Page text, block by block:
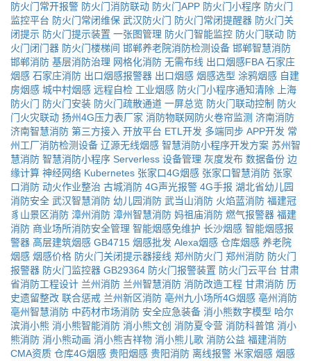
防火门常开报警 防火门消防联动 防火门APP 防火门小程序 防火门
监控平台 防火门常闭维保 武汉防火门 防火门常闭提醒器 防火门关
闭提示 防火门提示装置 一张图管理 防火门智能监控 防火门联动 防
火门闭门器 防火门楼梯间 邯郸养老院消防检测设备 邯郸智慧消防
邯郸消防 基层消防治理 网格化消防 无需布线 出口烟感FBA 石家庄
烟感 石家庄消防 出口烟感报警器 出口烟感 烟感选型 涂鸦烟感 自建
房烟感 城中村烟感 远程自检 工业烟感 防火门小程序通知清除
上海
防火门 防火门安装 防火门疏散通道 一屏总览 防火门联动控制 防火
门火灾联动 扬州4G压力表厂家 消防物联网防火卷帘监测 济南消防
济南智慧消防 第三方接入 开放平台 ETL开发 多端同步 APP开发 常
州工厂消防检测设备 辽源无线烟感 智慧消防小程序开发方案 苏州智
慧消防 智慧消防小程序 Serverless 设备管理 灰度发布 数据备份 边
缘计算 神经网络 Kubernetes 张家口4G烟感 张家口智慧消防 张家
口消防 动火作业整治 古城消防 4G声光报警 4G手报 湖北省幼儿园
消防安全 武汉智慧消防 幼儿园消防 武当山消防 火焰蓝消防 福建冠
豸山景区消防 漳州消防 漳州智慧消防 妈祖庙消防 燃气报警器 福建
消防 商业场所消防安全管理 智能烟感免维护 长沙烟感 智能烟感报
警器 高层建筑烟感 GB4715 烟感批发 Alexa烟感 仓库烟感 养老院
烟感 烟感价格 防火门关闭提示器接线 郑州防火门 郑州消防 防火门
报警器 防火门监控器 GB29364 防火门报警装置 防火门云平台 甘肃
省消防工程设计 兰州消防 兰州智慧消防 消防改造工程 甘肃消防 历
史遗留整改 联合惩戒 兰州新区消防 亳州九小场所4G烟感 亳州消防
亳州智慧消防 中药材市场消防 安全应急装备 消小熊数字模型 哈尔
滨消小熊 消小熊智能消防 消小熊文创 消防夏令营 消防科普馆 消小
熊消防 消小熊动画 消小熊吉祥物 消小熊儿歌 消防公益 福建消防
CMA资质 仓库4G烟感 贵阳烟感 贵阳消防 离线报警 米家烟感 烟感